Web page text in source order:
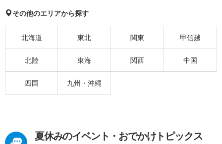
その他のエリアから探す
北海道 東北 関東 甲信越
北陸 東海 関西 中国
四国 九州・沖縄
夏休みのイベント・おでかけトピックス